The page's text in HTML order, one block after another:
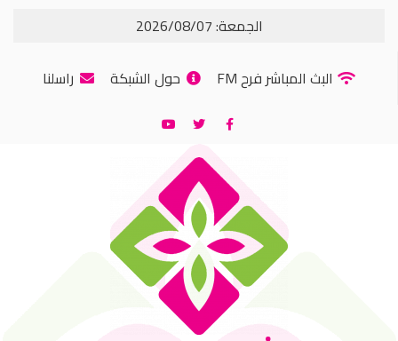
الجمعة: 2026/08/07
البث المباشر فرح FM
حول الشبكة راسلنا